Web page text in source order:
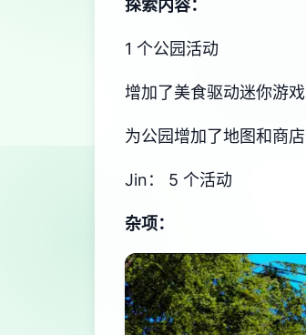
探索内容：
1 个公园活动
增加了美食驱动迷你游戏
为公园增加了地图和商店
Jin： 5 个活动
杂项：